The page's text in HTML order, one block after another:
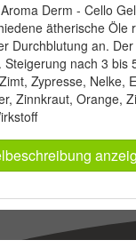
Derm - Cello
ätherische Öle
Durchblutung an.
nach 3 bis
Zypresse, Nelke,
Zinnkraut, Orange,